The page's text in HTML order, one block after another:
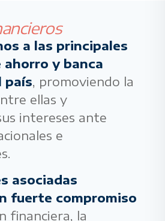
a las principales
y banca
país, promoviendo la
ellas y
intereses ante
e
asociadas
fuerte compromiso
financiera, la